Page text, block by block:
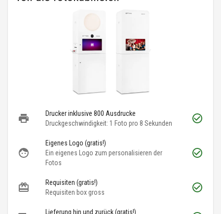
Drucker inklusive 800 Ausdrucke
Druckgeschwindigkeit: 1 Foto pro 8 Sekunden
Eigenes Logo (gratis!)
Ein eigenes Logo zum personalisieren der
Fotos
Requisiten (gratis!)
Requisiten box gross
Lieferung hin und zurück (gratis!)